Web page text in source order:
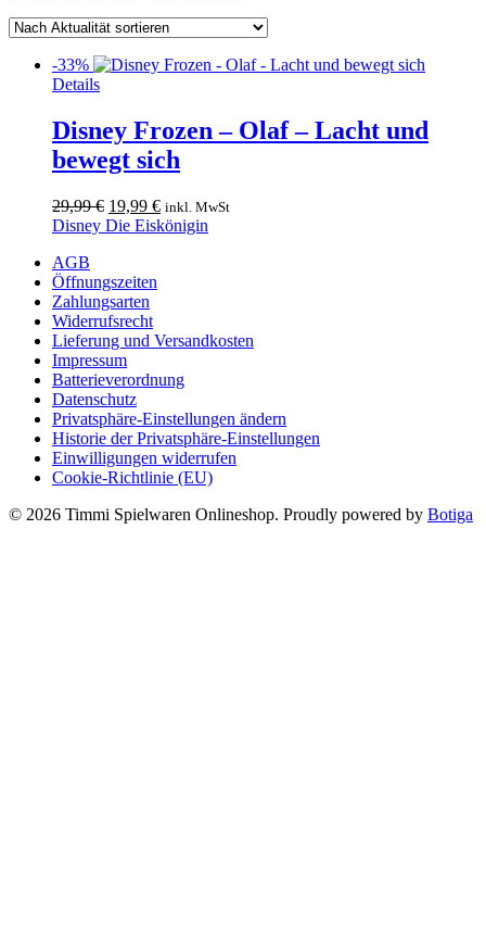
-33%
Details
Disney Frozen – Olaf – Lacht und
bewegt sich
29,99€ Ursprünglicher
Preis
19,99 €Aktueller
Preis
inkl. MwSt
Disney Die Eiskönigin
AGB
Öffnungszeiten
Zahlungsarten
Widerrufsrecht
Lieferung und Versandkosten
Impressum
Batterieverordnung
Datenschutz
Privatsphäre-Einstellungen ändern
Historie der Privatsphäre-Einstellungen
Einwilligungen widerrufen
Cookie-Richtlinie (EU)
© 2026 Timmi Spielwaren Onlineshop. Proudly powered by Botiga